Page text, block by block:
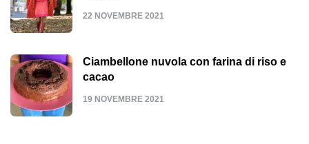
22 NOVEMBRE 2021
Ciambellone nuvola con farina di riso e
cacao
19 NOVEMBRE 2021